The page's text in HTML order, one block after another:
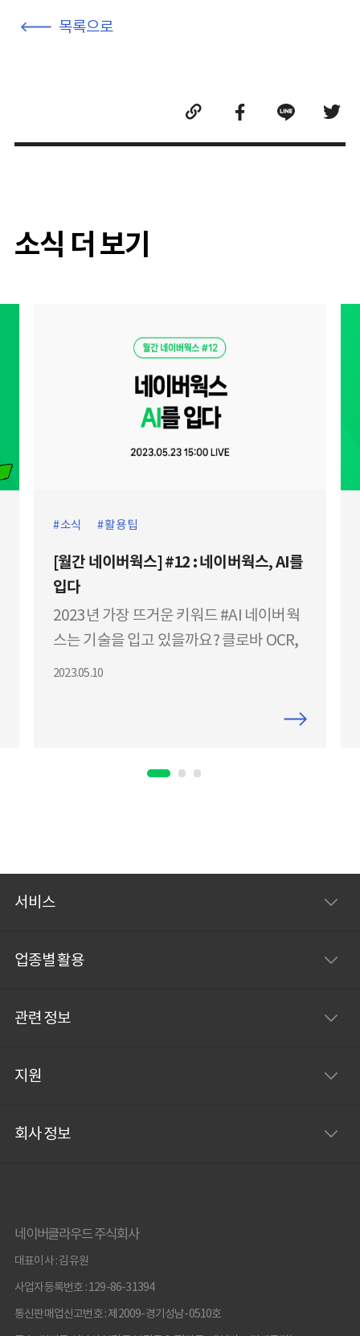
목록으로
소식 더 보기
소식 활용팁
[월간 네이버웍스] #12 : 네이버웍스, AI를
입다
2023년 가장 뜨거운 키워드 #AI 네이버웍
스는 기술을 입고 있을까요? 클로바 OCR,
파파고 번역 엔진 등 네이버웍스의 AI 기술
험실' 기능까지 개발자가 직접 소개드립니
2023.05.10
서비스
업종별 활용
관련 정보
지원
회사 정보
네이버클라우드 주식회사
대표이사 : 김유원
사업자등록번호 : 129-86-31394
통신판매업신고번호 : 제2009-경기성남-0510호